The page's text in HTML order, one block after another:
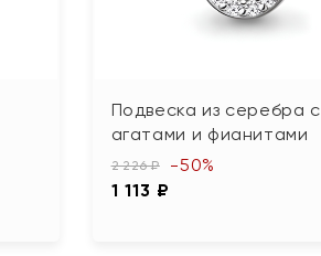
Подвеска из серебра с
агатами и фианитами
2 226 ₽
1 113 ₽
-50%